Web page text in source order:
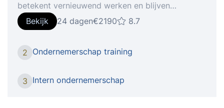
betekent vernieuwend werken en blijven
investeren in jezelf. Iedereen levert toegevoegde
waarde met zijn of haar specifieke kwaliteiten.
Toegevoegde waarde die gekoppeld is aan de
fase waarin de organisatie zich op dat moment
een proactieve manier waarde kunt creëren voor
Bekijk 24 dagen€2190 8.7
2 Ondernemerschap training
3 Intern ondernemerschap